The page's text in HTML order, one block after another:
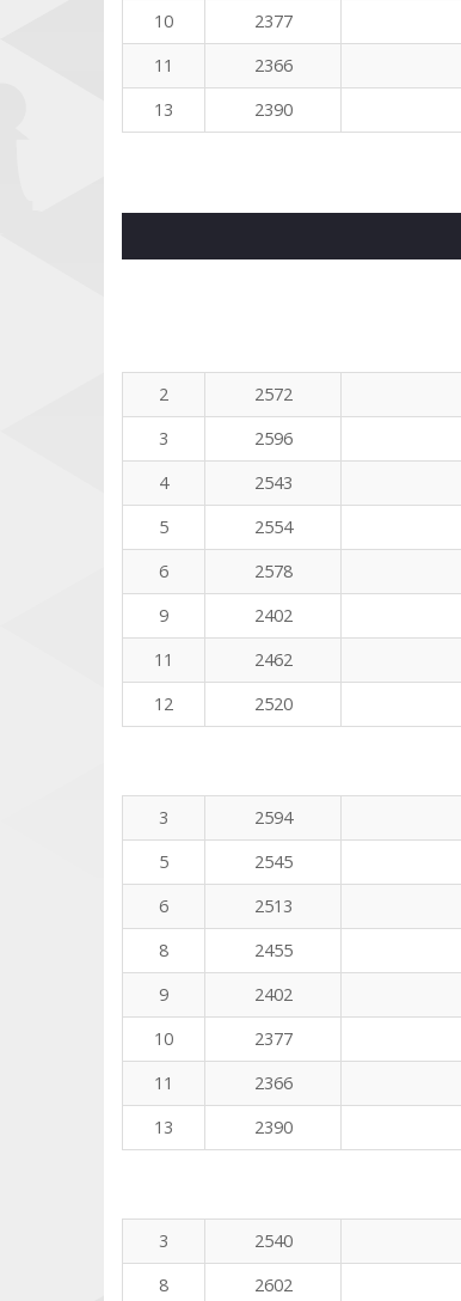
10
2377
11
2366
13
2390
2
2572
3
2596
4
2543
5
2554
6
2578
9
2402
11
2462
12
2520
3
2594
5
2545
6
2513
8
2455
9
2402
10
2377
11
2366
13
2390
3
2540
8
2602